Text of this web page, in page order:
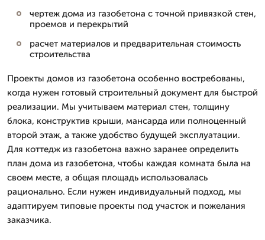
чертеж дома из газобетона с точной привязкой стен,
проемов и перекрытий
расчет материалов и предварительная стоимость
строительства
Проекты домов из газобетона особенно востребованы,
когда нужен готовый строительный документ для быстрой
реализации. Мы учитываем материал стен, толщину
блока, конструктив крыши, мансарда или полноценный
второй этаж, а также удобство будущей эксплуатации.
Для коттедж из газобетона важно заранее определить
план дома из газобетона, чтобы каждая комната была на
своем месте, а общая площадь использовалась
рационально. Если нужен индивидуальный подход, мы
адаптируем типовые проекты под участок и пожелания
заказчика.